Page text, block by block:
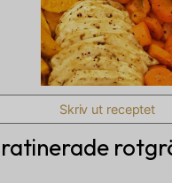
Skriv ut receptet